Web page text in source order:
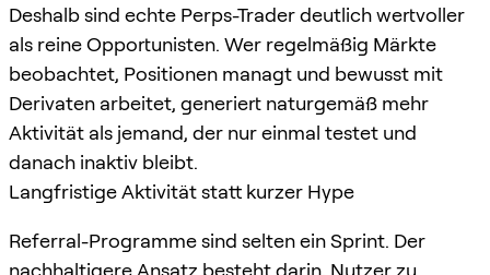
Deshalb sind echte Perps-Trader deutlich wertvoller
als reine Opportunisten. Wer regelmäßig Märkte
beobachtet, Positionen managt und bewusst mit
Derivaten arbeitet, generiert naturgemäß mehr
Aktivität als jemand, der nur einmal testet und
danach inaktiv bleibt.
Langfristige Aktivität statt kurzer Hype
Referral-Programme sind selten ein Sprint. Der
nachhaltigere Ansatz besteht darin, Nutzer zu